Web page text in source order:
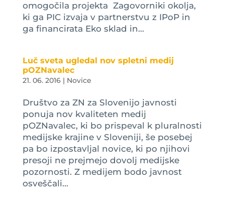
omogočila projekta Zagovorniki okolja,
ki ga PIC izvaja v partnerstvu z IPoP in
ga financirata Eko sklad in...
Luč sveta ugledal nov spletni medij
pOZNavalec
21. 06. 2016| Novice
Društvo za ZN za Slovenijo javnosti
ponuja nov kvaliteten medij
pOZNavalec, ki bo prispeval k pluralnosti
medijske krajine v Sloveniji, še posebej
pa bo izpostavljal novice, ki po njihovi
presoji ne prejmejo dovolj medijske
pozornosti. Z medijem bodo javnost
osveščali...